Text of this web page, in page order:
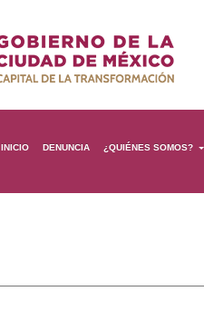
INICIO DENUNCIA ¿QUIÉNES SOMOS?